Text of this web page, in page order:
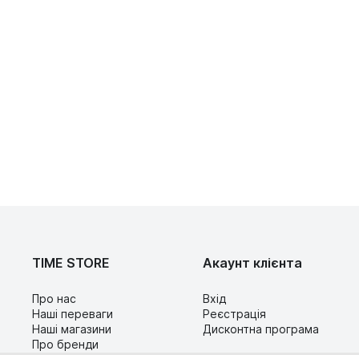
TIME STORE
Про нас
Наші переваги
Наші магазини
Про бренди
Акаунт клієнта
Вхід
Реєстрація
Дисконтна програма